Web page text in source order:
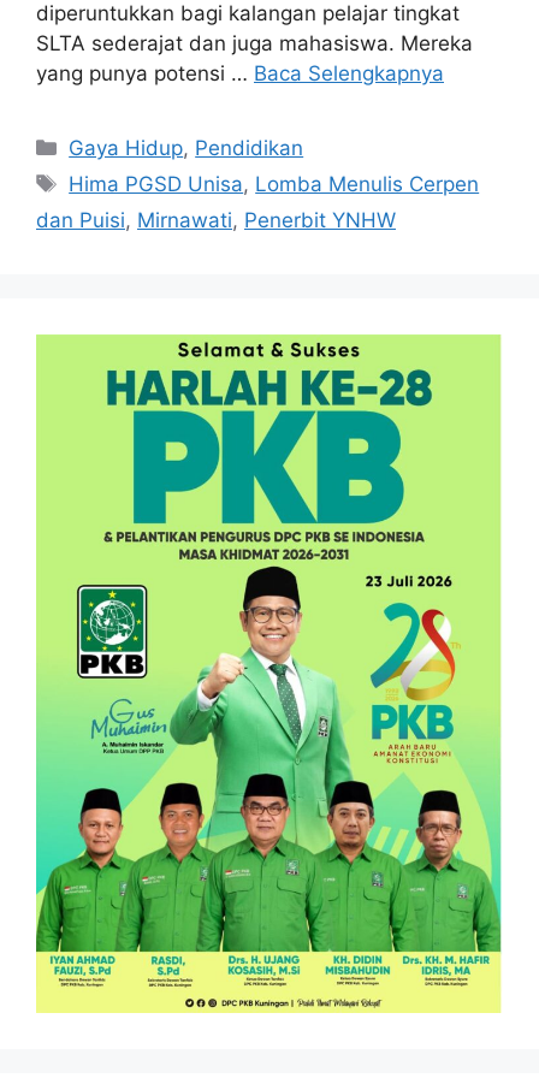
diperuntukkan bagi kalangan pelajar tingkat
SLTA sederajat dan juga mahasiswa. Mereka
yang punya potensi … Baca Selengkapnya
Kategori
Gaya Hidup, Pendidikan
Tag
Hima PGSD Unisa, Lomba Menulis Cerpen
dan Puisi, Mirnawati, Penerbit YNHW